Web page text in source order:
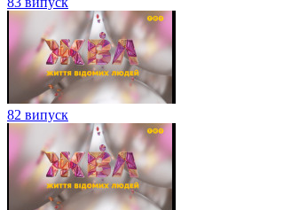
82 випуск